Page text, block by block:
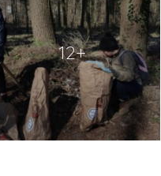
12+